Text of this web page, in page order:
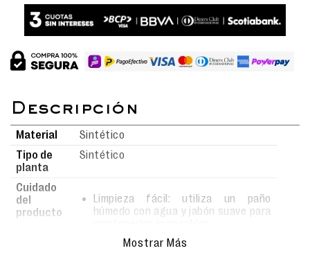
Material
Sintético
Tipo de
planta
Sintético
Cuidado
del
producto
Limpieza fácil: utiliza un paño
húmedo con agua y jabón suave para
Realiza la limpieza con movimientos
delicados para evitar rayar o dañar la
Mostrar Más